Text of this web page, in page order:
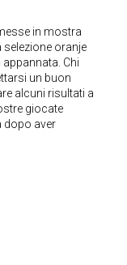
in mostra
selezione oranje
Chi
un buon
alcuni risultati a
giocate
dopo aver